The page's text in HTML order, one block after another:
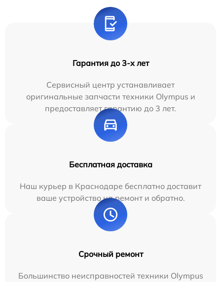
Гарантия до 3-х лет
Сервисный центр устанавливает
оригинальные запчасти техники Olympus и
предоставляет гарантию до 3 лет.
Бесплатная доставка
Наш курьер в Краснодаре бесплатно доставит
ваше устройство на ремонт и обратно.
Срочный ремонт
Большинство неисправностей техники Olympus